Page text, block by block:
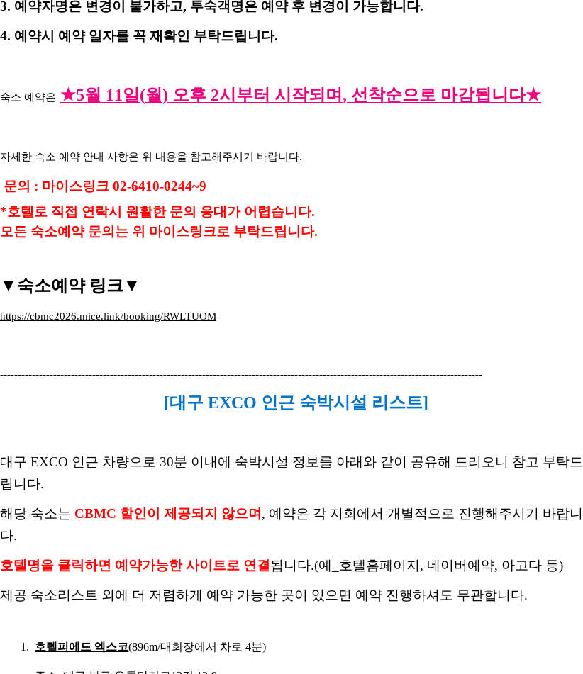
3. 예약자명은 변경이 불가하고, 투숙객명은 예약 후 변경이 가능합니다.
4. 예약시 예약 일자를 꼭 재확인 부탁드립니다.
숙소 예약은 ★5월 11일 (월) 오후 2시부터 시작되며 , 선착순으로 마감됩니다★
자세한 숙소 예약 안내 사항은 위 내용을 참고해주시기 바랍니다.
문의 : 마이스링크 02-6410-0244~9
*호텔로 직접 연락시 원활한 문의 응대가 어렵습니다.
모든 숙소예약 문의는 위 마이스링크로 부탁드립니다.
▼숙소예약 링크▼
https://cbmc2026.mice.link/booking/RWLTUOM
----------------------------------------------------------------------------------------------------------------------------------------
[대구 EXCO 인근 숙박시설 리스트]
대구 EXCO 인근 차량으로 30분 이내에 숙박시설 정보를 아래와 같이 공유해 드리오니 참고 부탁드
립니다.
해당 숙소는 CBMC 할인이 제공되지 않으며 , 예약은 각 지회에서 개별적으로 진행해주시기 바랍니
다.
호텔명을 클릭하면 예약가능한 사이트로 연결됩니다.(예_호텔홈페이지, 네이버예약, 아고다 등)
제공 숙소리스트 외에 더 저렴하게 예약 가능한 곳이 있으면 예약 진행하셔도 무관합니다.
1. 호텔피에드 엑스코(896m/대회장에서 차로 4분)